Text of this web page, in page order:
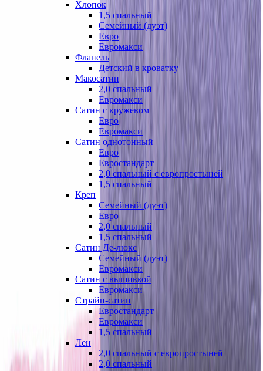
Хлопок
1,5 спальный
Семейный (дуэт)
Евро
Евромакси
Фланель
Детский в кроватку
Макосатин
2,0 спальный
Евромакси
Сатин с кружевом
Евро
Евромакси
Сатин однотонный
Евро
Евростандарт
2,0 спальный с европростыней
1,5 спальный
Креп
Семейный (дуэт)
Евро
2,0 спальный
1,5 спальный
Сатин Де-люкс
Семейный (дуэт)
Евромакси
Сатин с вышивкой
Евромакси
Страйп-сатин
Евростандарт
Евромакси
1,5 спальный
Лен
2,0 спальный с европростыней
2,0 спальный